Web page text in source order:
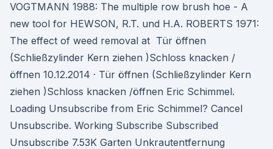
VOGTMANN 1988: The multiple row brush hoe - A
new tool for HEWSON, R.T. und H.A. ROBERTS 1971:
The effect of weed removal at Tür öffnen
(Schließzylinder Kern ziehen )Schloss knacken /
öffnen 10.12.2014 · Tür öffnen (Schließzylinder Kern
ziehen )Schloss knacken /öffnen Eric Schimmel.
Loading Unsubscribe from Eric Schimmel? Cancel
Unsubscribe. Working Subscribe Subscribed
Unsubscribe 7.53K Garten Unkrautentfernung